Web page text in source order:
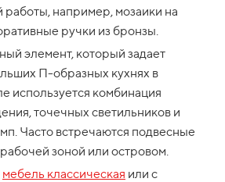
например, мозаики на
ручки из бронзы.
элемент, который задает
П-образных кухнях в
используется комбинация
точечных светильников и
Часто встречаются подвесные
зоной или островом.
мебель классическая или с